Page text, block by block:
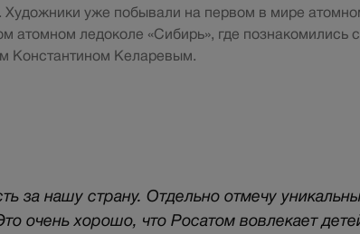
Художники уже побывали на первом в мире
атомном ледоколе «Сибирь», где познакомились
Константином Келаревым.
за нашу страну. Отдельно отмечу
очень хорошо, что Росатом вовлекает